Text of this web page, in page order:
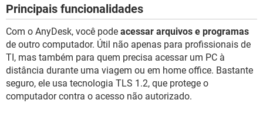
Principais funcionalidades
Com o AnyDesk, você pode acessar arquivos e programas
de outro computador. Útil não apenas para profissionais de
TI, mas também para quem precisa acessar um PC à
distância durante uma viagem ou em home office. Bastante
seguro, ele usa tecnologia TLS 1.2, que protege o
computador contra o acesso não autorizado.